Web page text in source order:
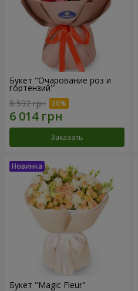
Букет "Очарование роз и
гортензий"
8 592 грн
Заказать
Букет "Magic Fleur"